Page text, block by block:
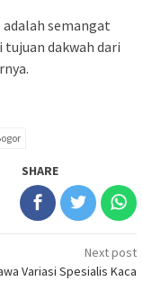
adalah semangat
dakwah dari
SHARE
Next post
Variasi Spesialis Kaca